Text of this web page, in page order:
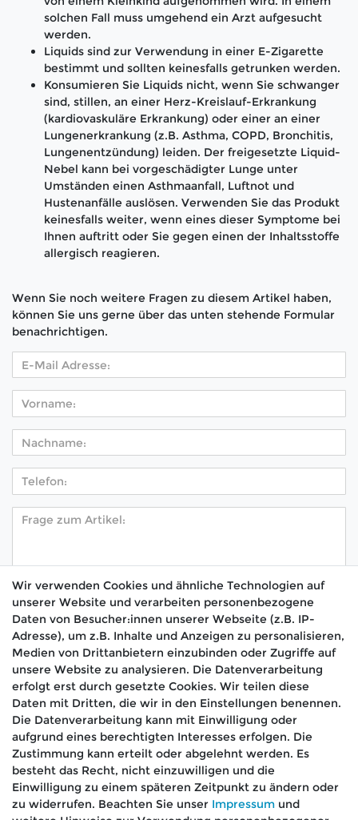
solchen Fall muss umgehend ein Arzt aufgesucht
werden.
Liquids sind zur Verwendung in einer E-Zigarette
bestimmt und sollten keinesfalls getrunken werden.
Konsumieren Sie Liquids nicht, wenn Sie schwanger
sind, stillen, an einer Herz-Kreislauf-Erkrankung
(kardiovaskuläre Erkrankung) oder einer an einer
Lungenerkrankung (z.B. Asthma, COPD, Bronchitis,
Lungenentzündung) leiden. Der freigesetzte Liquid-
Nebel kann bei vorgeschädigter Lunge unter
Umständen einen Asthmaanfall, Luftnot und
Hustenanfälle auslösen. Verwenden Sie das Produkt
keinesfalls weiter, wenn eines dieser Symptome bei
Ihnen auftritt oder Sie gegen einen der Inhaltsstoffe
allergisch reagieren.
Wenn Sie noch weitere Fragen zu diesem Artikel haben,
können Sie uns gerne über das unten stehende Formular
benachrichtigen.
Hiermit bestätige ich, dass ich dieDaten­schutz­
erklärung gelesen habe. *
Absenden
🚚 Schneller Versand
📦 Kostenloser Versand ab 75 €
📞 Kostenlose Beratung per Telefon &
WhatsApp
Wir verwenden Cookies und ähnliche Technologien auf
unserer Website und verarbeiten personenbezogene
Daten von Besucher:innen unserer Webseite (z.B. IP-
Adresse), um z.B. Inhalte und Anzeigen zu personalisieren,
Medien von Drittanbietern einzubinden oder Zugriffe auf
unsere Website zu analysieren. Die Datenverarbeitung
erfolgt erst durch gesetzte Cookies. Wir teilen diese
Daten mit Dritten, die wir in den Einstellungen benennen.
Die Datenverarbeitung kann mit Einwilligung oder
aufgrund eines berechtigten Interesses erfolgen. Die
Zustimmung kann erteilt oder abgelehnt werden. Es
besteht das Recht, nicht einzuwilligen und die
Einwilligung zu einem späteren Zeitpunkt zu ändern oder
zu widerrufen. Beachten Sie unser Impressum und